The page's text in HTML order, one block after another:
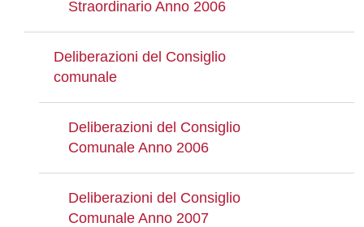
Straordinario Anno 2006
Deliberazioni del Consiglio
comunale
Deliberazioni del Consiglio
Comunale Anno 2006
Deliberazioni del Consiglio
Comunale Anno 2007